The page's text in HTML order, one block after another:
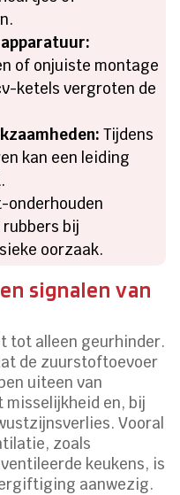
of onjuiste montage
ketels vergroten de
Tijdens
kan een leiding
onderhouden
bij
oorzaak.
signalen van
tot alleen geurhinder.
de zuurstoftoevoer
uiteen van
en, bij
Vooral
zoals
keukens, is
aanwezig.